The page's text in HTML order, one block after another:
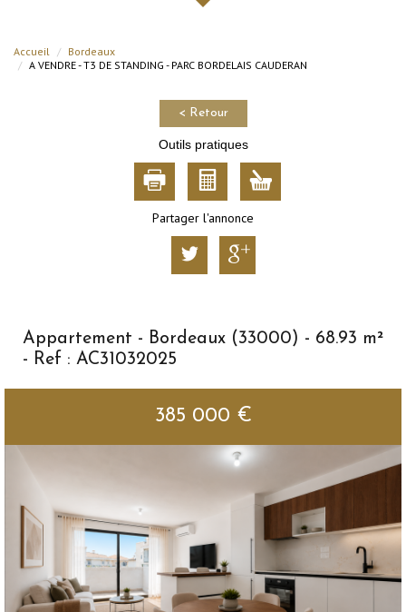
Accueil
Bordeaux
A VENDRE - T3 DE STANDING - PARC BORDELAIS CAUDERAN
< Retour
Outils pratiques
Partager l'annonce
Appartement - Bordeaux (33000) - 68.93 m²
- Ref : AC31032025
385 000 €